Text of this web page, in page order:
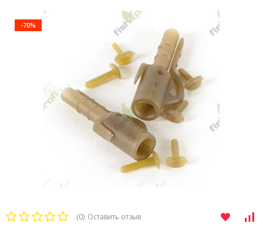
-70%
(0) Оставить отзыв